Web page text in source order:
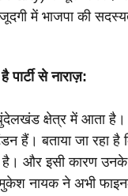
में भाजपा की
से नाराज़:
क्षेत्र में आता
हैं। बताया जा रहा है
और इसी कारण उनके
नायक ने अभी